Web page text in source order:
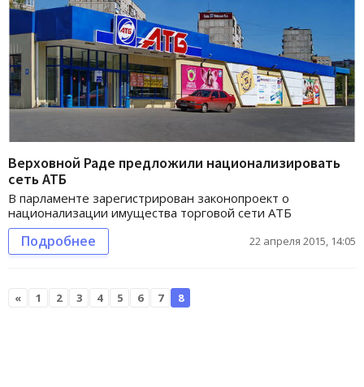
Верховной Раде предложили национализировать
сеть АТБ
В парламенте зарегистрирован законопроект о
национализации имущества торговой сети АТБ
Подробнее 22 апреля 2015, 14:05
« 1 2 3 4 5 6 7 8